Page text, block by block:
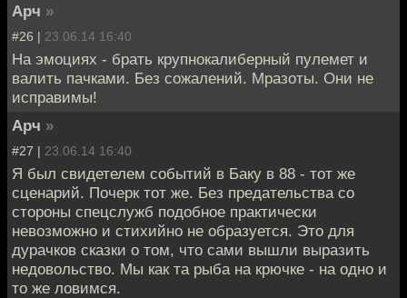
Арч »
#26 | 23.06.14 16:40
На эмоциях - брать крупнокалиберный пулемет и
валить пачками. Без сожалений. Мразоты. Они не
исправимы!
Арч »
#27 | 23.06.14 16:40
Я был свидетелем событий в Баку в 88 - тот же
сценарий. Почерк тот же. Без предательства со
стороны спецслужб подобное практически
невозможно и стихийно не образуется. Это для
дурачков сказки о том, что сами вышли выразить
недовольство. Мы как та рыба на крючке - на одно и
то же ловимся.